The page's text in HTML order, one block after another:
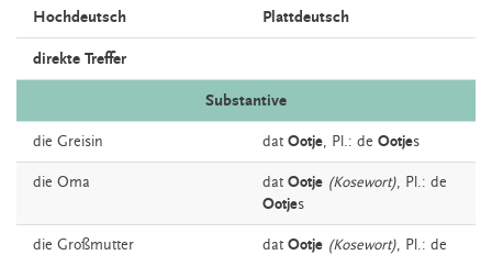
Hochdeutsch Plattdeutsch
direkte Treffer
Substantive
die Greisin dat Ootje, Pl.: de Ootjes
die Oma dat Ootje (Kosewort), Pl.: de
Ootjes
die Großmutter dat Ootje (Kosewort), Pl.: de